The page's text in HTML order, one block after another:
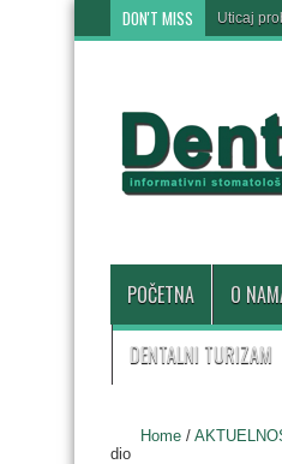
DON'T MISS Uticaj
POČETNA O
DENTALNI TURIZAM
Home /
dio